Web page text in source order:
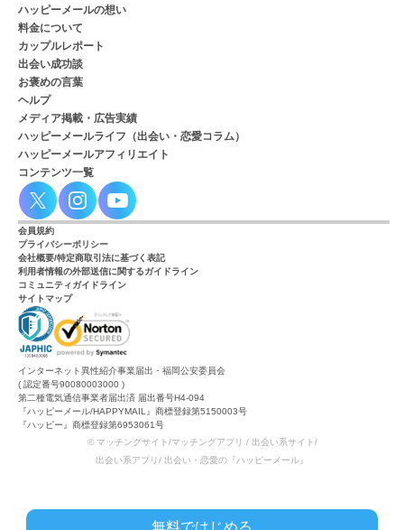
ハッピーメールの想い
料金について
カップルレポート
出会い成功談
お褒めの言葉
ヘルプ
メディア掲載・広告実績
ハッピーメールライフ（出会い・恋愛コラム）
ハッピーメールアフィリエイト
コンテンツ一覧
会員規約
プライバシーポリシー
会社概要/特定商取引法に基づく表記
利用者情報の外部送信に関するガイドライン
コミュニティガイドライン
サイトマップ
インターネット異性紹介事業届出・福岡公安委員会
( 認定番号90080003000 )
第二種電気通信事業者届出済 届出番号H4-094
『ハッピーメール/HAPPYMAIL』商標登録第5150003号
『ハッピー』商標登録第6953061号
© マッチングサイト/マッチングアプリ / 出会い系サイト/
出会い系アプリ/ 出会い・恋愛の『ハッピーメール』
無料ではじめる